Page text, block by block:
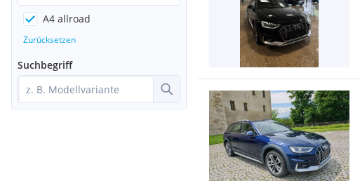
A4 allroad
Zurücksetzen
Suchbegriff